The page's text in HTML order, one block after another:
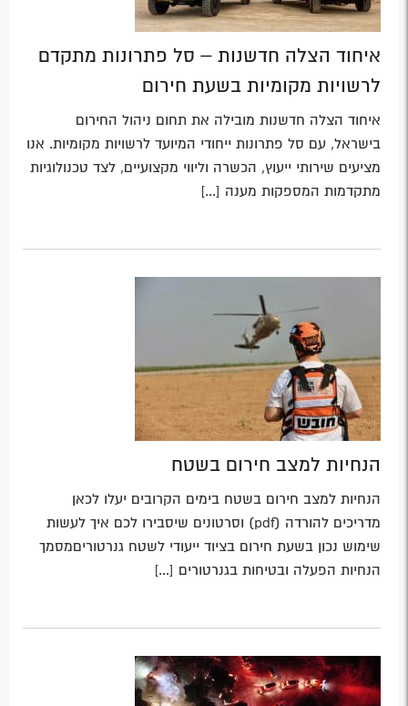
איחוד הצלה חדשנות – סל פתרונות מתקדם
לרשויות מקומיות בשעת חירום
איחוד הצלה חדשנות מובילה את תחום ניהול החירום
בישראל, עם סל פתרונות ייחודי המיועד לרשויות מקומיות. אנו
מציעים שירותי ייעוץ, הכשרה וליווי מקצועיים, לצד טכנולוגיות
מתקדמות המספקות מענה [...]
הנחיות למצב חירום בשטח
הנחיות למצב חירום בשטח בימים הקרובים יעלו לכאן
מדריכים להורדה (pdf) וסרטונים שיסבירו לכם איך לעשות
שימוש נכון בשעת חירום בציוד ייעודי לשטח גנרטוריםמסמך
הנחיות הפעלה ובטיחות בגנרטורים [...]